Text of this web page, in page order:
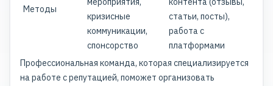
Методы
кризисные
коммуникации,
спонсорство
статьи, посты),
работа с
платформами
Профессиональная команда, которая специализируется
на работе с репутацией, поможет организовать